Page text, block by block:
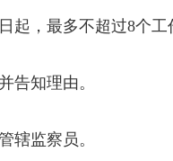
起，最多不超过8个工
告知理由。
辖监察员。